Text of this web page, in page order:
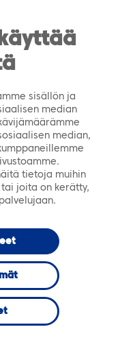
sisällön ja
median
median,
tietoja muihin
joita on kerätty,
FI SV
– Innostu
–